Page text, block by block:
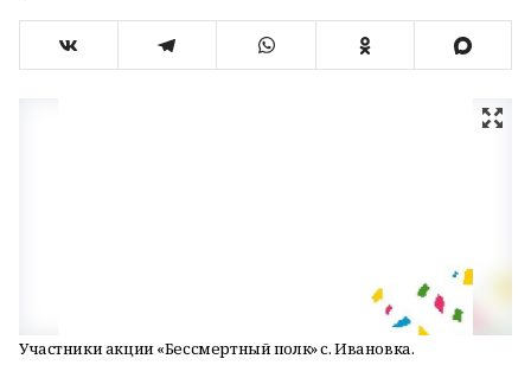
Участники акции «Бессмертный полк» с. Ивановка.